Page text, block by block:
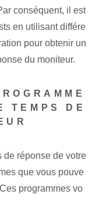
conséquent, il est
en utilisant différe
pour obtenir un
du moniteur.
TEMPS DE
de réponse de votre
que vous pouve
programmes vo